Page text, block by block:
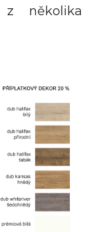
několika